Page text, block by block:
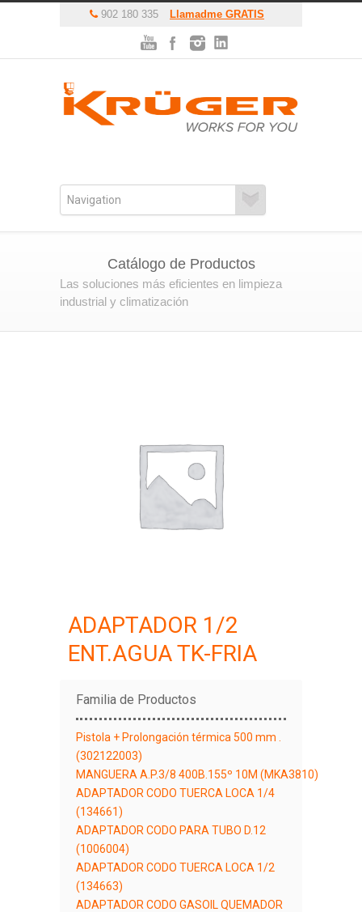
902 180 335 Llamadme GRATIS
Catálogo de Productos
Las soluciones más eficientes en limpieza
industrial y climatización
ADAPTADOR 1/2
ENT.AGUA TK-FRIA
Familia de Productos
Pistola + Prolongación térmica 500 mm .
(302122003)
MANGUERA A.P.3/8 400B.155º 10M (MKA3810)
ADAPTADOR CODO TUERCA LOCA 1/4
(134661)
ADAPTADOR CODO PARA TUBO D.12
(1006004)
ADAPTADOR CODO TUERCA LOCA 1/2
(134663)
ADAPTADOR CODO GASOIL QUEMADOR